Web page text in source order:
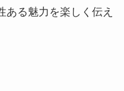
ある魅力を楽しく伝え